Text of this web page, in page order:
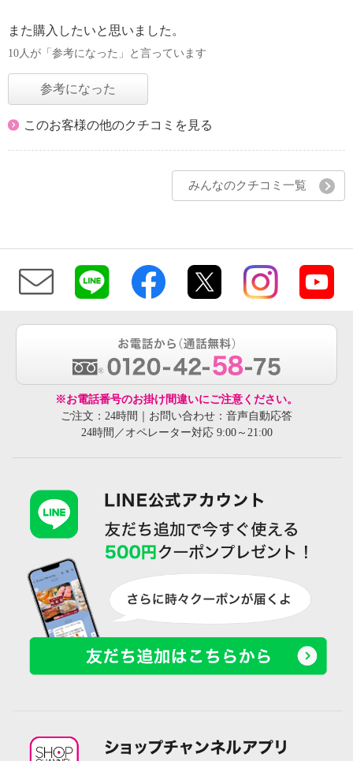
また購入したいと思いました。
10人が「参考になった」と言っています
参考になった
このお客様の他のクチコミを見る
みんなのクチコミ一覧
※お電話番号のお掛け間違いにご注意ください。
ご注文：24時間｜お問い合わせ：音声自動応答
24時間／オペレーター対応 9:00～21:00